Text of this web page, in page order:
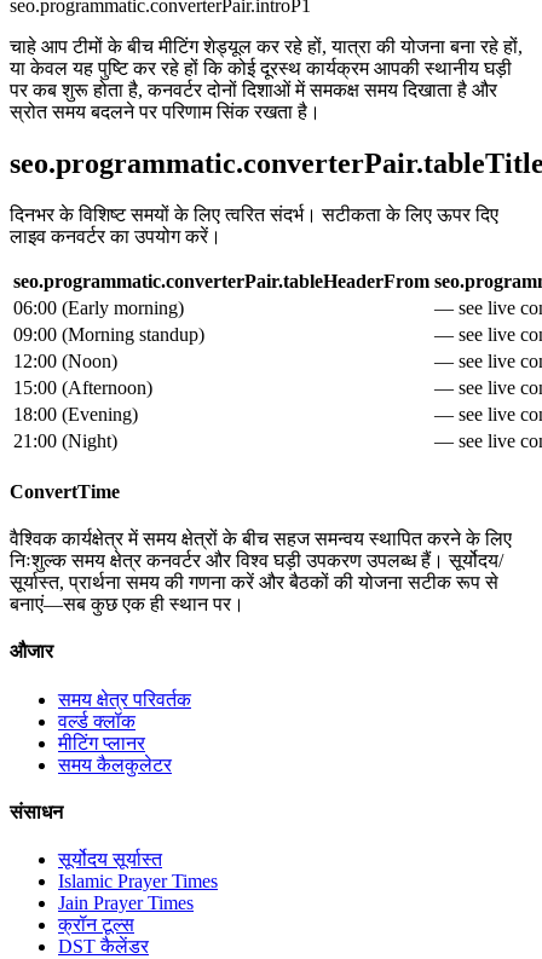
seo.programmatic.converterPair.introP1
चाहे आप टीमों के बीच मीटिंग शेड्यूल कर रहे हों, यात्रा की योजना बना रहे हों,
या केवल यह पुष्टि कर रहे हों कि कोई दूरस्थ कार्यक्रम आपकी स्थानीय घड़ी
पर कब शुरू होता है, कनवर्टर दोनों दिशाओं में समकक्ष समय दिखाता है और
स्रोत समय बदलने पर परिणाम सिंक रखता है।
दिनभर के विशिष्ट समयों के लिए त्वरित संदर्भ। सटीकता के लिए ऊपर दिए
लाइव कनवर्टर का उपयोग करें।
seo.programmatic.converterPair.tableHeaderFrom
06:00 (Early morning)
— see live
09:00 (Morning standup)
— see live
12:00 (Noon)
— see live
15:00 (Afternoon)
— see live
18:00 (Evening)
— see live
21:00 (Night) — see live
ConvertTime
वैश्विक कार्यक्षेत्र में समय क्षेत्रों के बीच सहज समन्वय स्थापित करने के लिए
निःशुल्क समय क्षेत्र कनवर्टर और विश्व घड़ी उपकरण उपलब्ध हैं। सूर्योदय/
सूर्यास्त, प्रार्थना समय की गणना करें और बैठकों की योजना सटीक रूप से
बनाएं—सब कुछ एक ही स्थान पर।
औजार
समय क्षेत्र परिवर्तक
वर्ल्ड क्लॉक
मीटिंग प्लानर
समय कैलकुलेटर
संसाधन
सूर्योदय सूर्यास्त
Islamic Prayer Times
Jain Prayer Times
क्रॉन टूल्स
DST कैलेंडर